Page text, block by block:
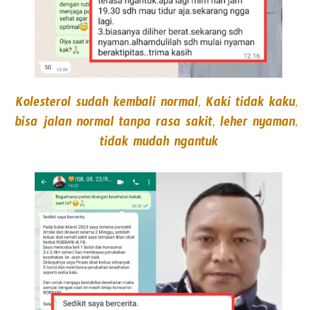
Kolesterol sudah kembali normal, Kaki tidak kaku,
bisa jalan normal tanpa rasa sakit, leher nyaman,
tidak mudah ngantuk